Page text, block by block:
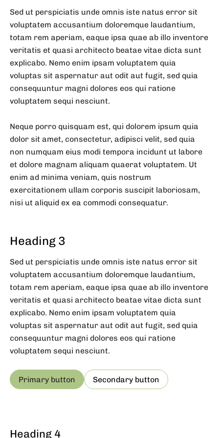
Sed ut perspiciatis unde omnis iste natus error sit
voluptatem accusantium doloremque laudantium,
totam rem aperiam, eaque ipsa quae ab illo inventore
veritatis et quasi architecto beatae vitae dicta sunt
explicabo. Nemo enim ipsam voluptatem quia
voluptas sit aspernatur aut odit aut fugit, sed quia
consequuntur magni dolores eos qui ratione
voluptatem sequi nesciunt.
Neque porro quisquam est, qui dolorem ipsum quia
dolor sit amet, consectetur, adipisci velit, sed quia
non numquam eius modi tempora incidunt ut labore
et dolore magnam aliquam quaerat voluptatem. Ut
enim ad minima veniam, quis nostrum
exercitationem ullam corporis suscipit laboriosam,
nisi ut aliquid ex ea commodi consequatur.
Heading 3
Sed ut perspiciatis unde omnis iste natus error sit
voluptatem accusantium doloremque laudantium,
totam rem aperiam, eaque ipsa quae ab illo inventore
veritatis et quasi architecto beatae vitae dicta sunt
explicabo. Nemo enim ipsam voluptatem quia
voluptas sit aspernatur aut odit aut fugit, sed quia
consequuntur magni dolores eos qui ratione
voluptatem sequi nesciunt.
Primary button Secondary button
Heading 4